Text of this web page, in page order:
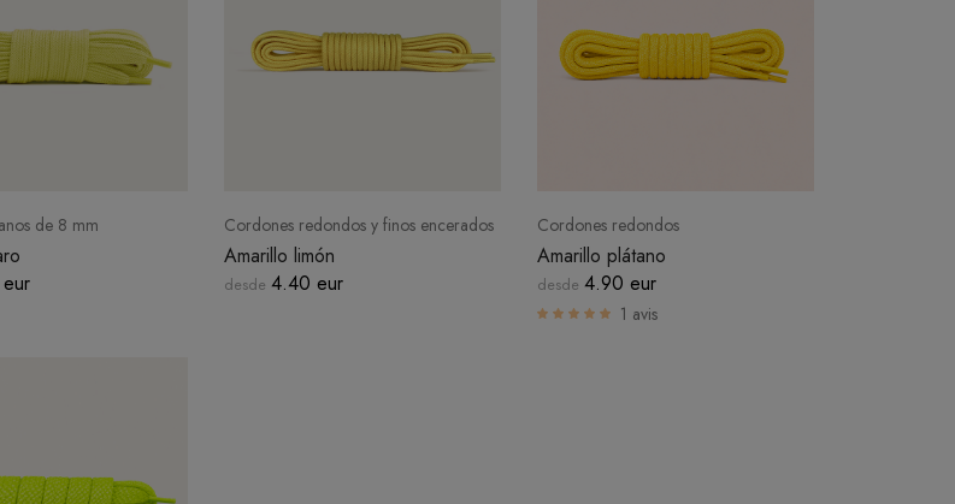
de 8 mm Cordones redondos y finos encerados
Amarillo limón
desde 4.40 eur
Cordones redondos
Amarillo plátano
desde 4.90 eur
1 avis